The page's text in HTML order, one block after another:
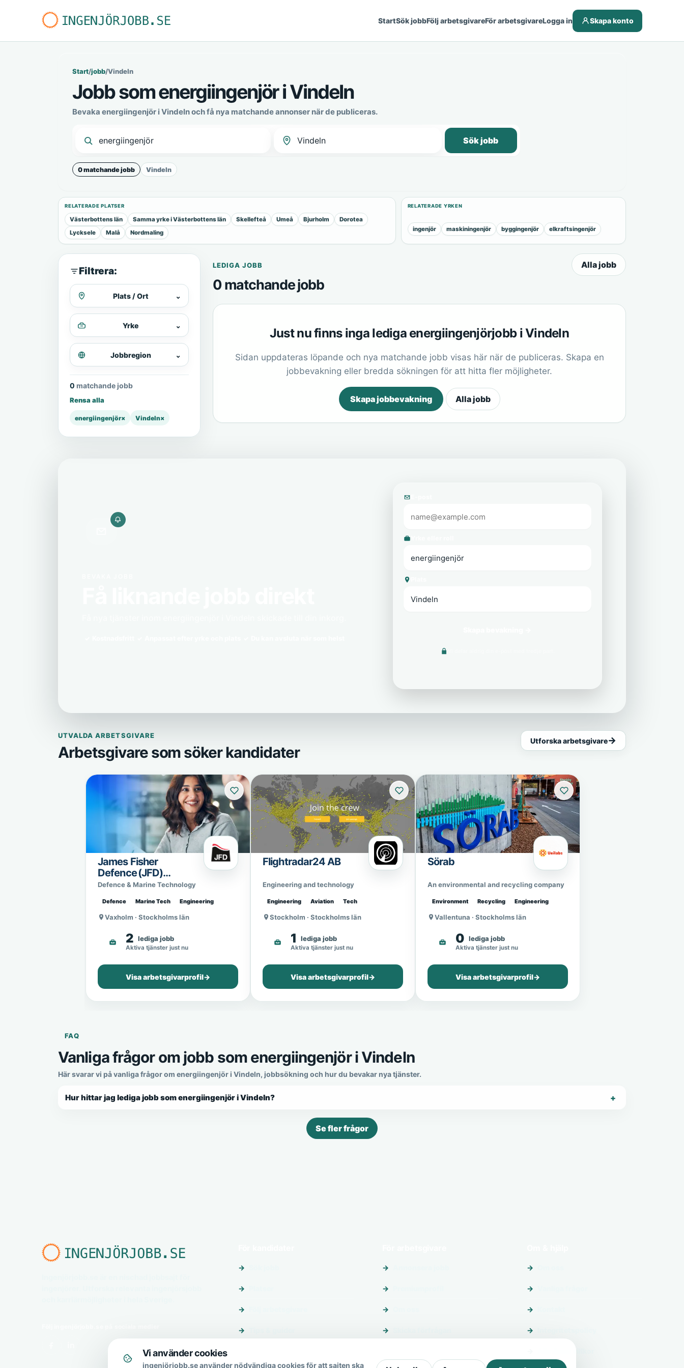
StartSök jobbFölj arbetsgivareFör arbetsgivareLogga in Skapa konto
Start/jobb/Vindeln
Jobb som energiingenjör i Vindeln
Bevaka energiingenjör i Vindeln och få nya matchande annonser när de publiceras.
Sök jobb
0 matchande jobb Vindeln
RELATERADE PLATSER
Västerbottens län Samma yrke i Västerbottens län Skellefteå Umeå Bjurholm
Dorotea
Lycksele
Malå Nordmaling
RELATERADE YRKEN
ingenjör maskiningenjör byggingenjör elkraftsingenjör
Filtrera:
Plats / Ort ⌄
Yrke ⌄
Jobbregion ⌄
0 matchande jobb
Rensa alla
energiingenjör× Vindeln×
LEDIGA JOBB
0 matchande jobb
Alla jobb
Just nu finns inga lediga energiingenjörjobb i Vindeln
Sidan uppdateras löpande och nya matchande jobb visas här när de publiceras. Skapa en
jobbevakning eller bredda sökningen för att hitta fler möjligheter.
Skapa jobbevakning Alla jobb
UTVALDA ARBETSGIVARE
Arbetsgivare som söker kandidater
Utforska arbetsgivare
James Fisher
Defence (JFD)
Sweden
Defence & Marine Technology
Defence Marine Tech Engineering
Vaxholm · Stockholms län
2 lediga jobb
Aktiva tjänster just nu
Visa arbetsgivarprofil→
Flightradar24 AB
Engineering and technology
Engineering Aviation Tech
Stockholm · Stockholms län
1 lediga jobb
Aktiva tjänster just nu
Visa arbetsgivarprofil→
Sörab
An environmental and recycling company
Environment Recycling Engineering
Vallentuna · Stockholms län
0 lediga jobb
Aktiva tjänster just nu
Visa arbetsgivarprofil→
FAQ
Vanliga frågor om jobb som energiingenjör i Vindeln
Här svarar vi på vanliga frågor om energiingenjör i Vindeln, jobbsökning och hur du bevakar nya tjänster.
Hur hittar jag lediga jobb som energiingenjör i Vindeln?
Se fler frågor
Vi använder cookies
ingenjörjobb.se använder nödvändiga cookies för att sajten ska